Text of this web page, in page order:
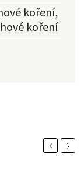
koření,
koření
PreviousNext